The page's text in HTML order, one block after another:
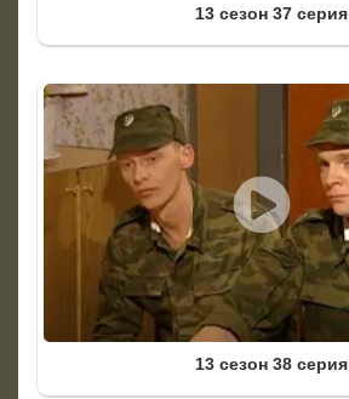
13 сезон 37 серия
13 сезон 38 серия